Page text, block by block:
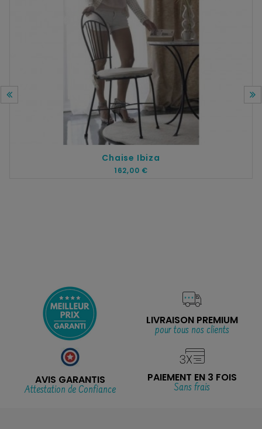
Chaise Ibiza
162,00 €
LIVRAISON PREMIUM
pour tous nos clients
AVIS GARANTIS
Attestation de Confiance
PAIEMENT EN 3 FOIS
Sans frais